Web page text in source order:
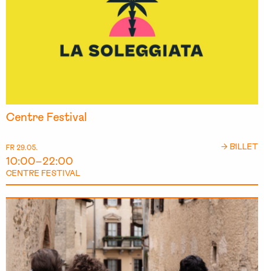
FR 29.05.
10:00–22:00
CENTRE FESTIVAL
Centre Festival
→ BILLET